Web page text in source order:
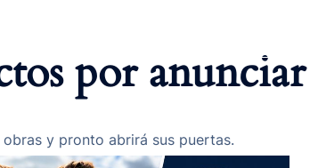
por anunciar
y pronto abrirá sus puertas.